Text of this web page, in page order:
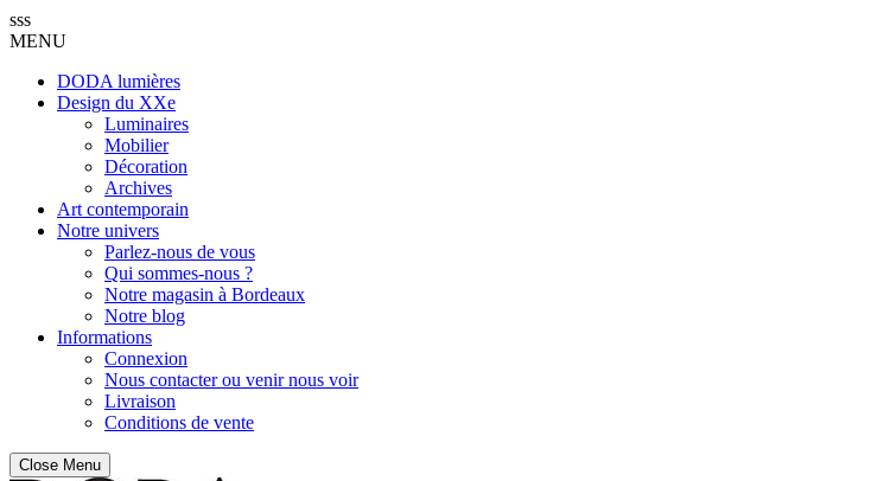
sss
MENU
DODA lumières
Design du XXe
Luminaires
Mobilier
Décoration
Archives
Art contemporain
Notre univers
Parlez-nous de vous
Qui sommes-nous ?
Notre magasin à Bordeaux
Notre blog
Informations
Connexion
Nous contacter ou venir nous voir
Livraison
Conditions de vente
Close Menu